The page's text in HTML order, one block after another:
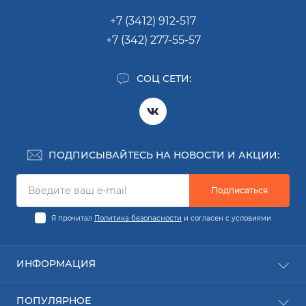
+7 (3412) 912-517
+7 (342) 277-55-57
СОЦ СЕТИ:
ПОДПИСЫВАЙТЕСЬ НА НОВОСТИ И АКЦИИ:
Подписаться
Я прочитал Политика безопасности и согласен с условиями
ИНФОРМАЦИЯ
ПОПУЛЯРНОЕ